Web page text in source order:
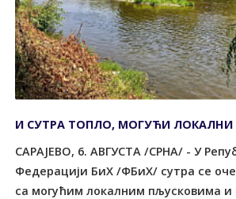
И СУТРА ТОПЛО, МОГУЋИ
САРАЈЕВО, 6. АВГУСТА /СРНА/ - У
Федерацији БиХ /ФБиХ/ сутра се
са могућим локалним пљусковима и